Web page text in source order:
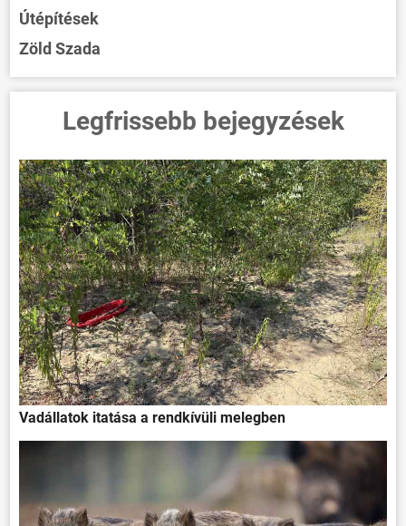
Útépítések
Zöld Szada
Legfrissebb bejegyzések
Vadállatok itatása a rendkívüli melegben